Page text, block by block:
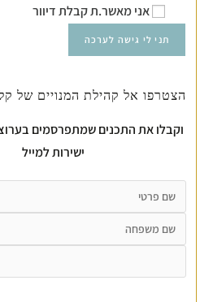
אני מאשר.ת קבלת דיוור
הצטרפו אל קהילת המנויים של
וקבלו את התכנים שמתפרסמים
ישירות למייל